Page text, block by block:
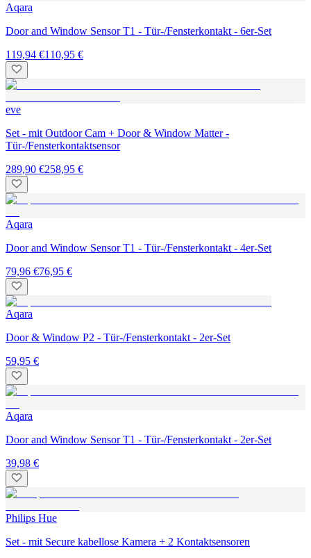
Aqara
Door and Window Sensor T1 - Tür-/Fensterkontakt - 6er-Set
119,94 €110,95 €
eve
Set - mit Outdoor Cam + Door & Window Matter -
Tür-/Fensterkontaktsensor
289,90 €258,95 €
Aqara
Door and Window Sensor T1 - Tür-/Fensterkontakt - 4er-Set
79,96 €76,95 €
Aqara
Door & Window P2 - Tür-/Fensterkontakt - 2er-Set
59,95 €
Aqara
Door and Window Sensor T1 - Tür-/Fensterkontakt - 2er-Set
39,98 €
Philips Hue
Set - mit Secure kabellose Kamera + 2 Kontaktsensoren